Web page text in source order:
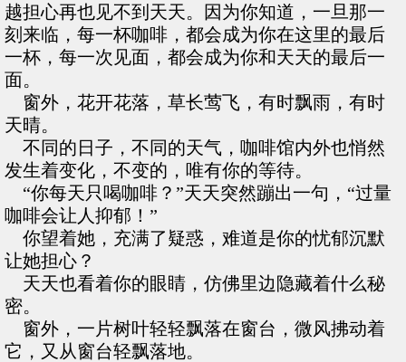
越担心再也见不到天天。因为你知道，一旦那一
刻来临，每一杯咖啡，都会成为你在这里的最后
一杯，每一次见面，都会成为你和天天的最后一
面。
窗外，花开花落，草长莺飞，有时飘雨，有时
天晴。
不同的日子，不同的天气，咖啡馆内外也悄然
发生着变化，不变的，唯有你的等待。
“你每天只喝咖啡？”天天突然蹦出一句，“过量
咖啡会让人抑郁！”
你望着她，充满了疑惑，难道是你的忧郁沉默
让她担心？
天天也看着你的眼睛，仿佛里边隐藏着什么秘
密。
窗外，一片树叶轻轻飘落在窗台，微风拂动着
它，又从窗台轻飘落地。